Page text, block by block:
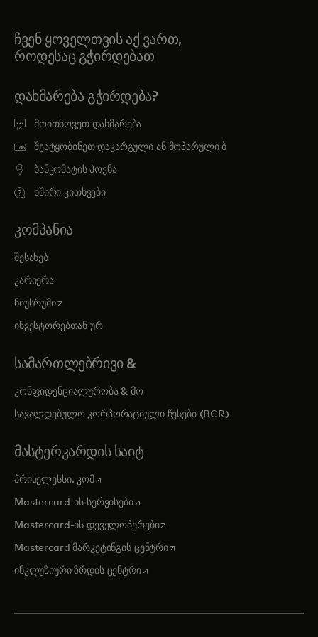
ჩვენ ყოველთვის აქ ვართ,
როდესაც გჭირდებათ
ᲓᲐᲮᲛᲐᲠᲔᲑᲐ ᲒᲭᲘᲠᲓᲔᲑᲐ?
მოითხოვეთ დახმარება
შეატყობინეთ დაკარგული ან მოპარული ბ
ბანკომატის პოვნა
ხშირი კითხვები
ᲙᲝᲛᲞᲐᲜᲘᲐ
შესახებ
კარიერა
ნიუსრუმიopens in a new tab
ინვესტორებთან ურ
ᲡᲐᲛᲐᲠᲗᲚᲔᲑᲠᲘᲕᲘ &
კონფიდენციალურობა & მო
სავალდებულო კორპორატიული წესები (BCR)
ᲛᲐᲡᲢᲔᲠᲙᲐᲠᲓᲘᲡ ᲡᲐᲘᲢ
პრისელესსი. კომopens in a new tab
Mastercard-ის სერვისებიopens in a new tab
Mastercard-ის დეველოპერებიopens in a new tab
Mastercard მარკეტინგის ცენტრიopens in a new tab
ინკლუზიური ზრდის ცენტრიopens in a new tab